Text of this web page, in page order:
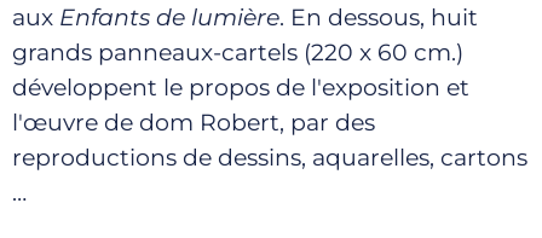
aux Enfants de lumière. En dessous, huit
grands panneaux-cartels (220 x 60 cm.)
développent le propos de l'exposition et
l'œuvre de dom Robert, par des
reproductions de dessins, aquarelles, cartons
…